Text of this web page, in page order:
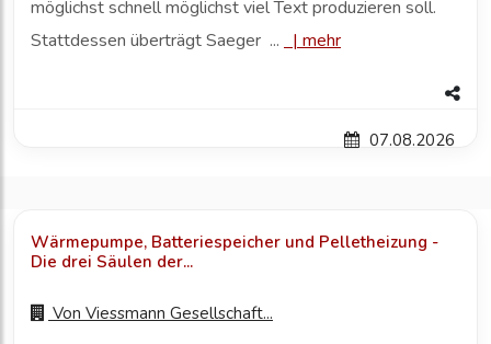
möglichst schnell möglichst viel Text produzieren soll.
Stattdessen überträgt Saeger ...
| mehr
07.08.2026
Wärmepumpe, Batteriespeicher und Pelletheizung -
Die drei Säulen der...
Von Viessmann Gesellschaft...